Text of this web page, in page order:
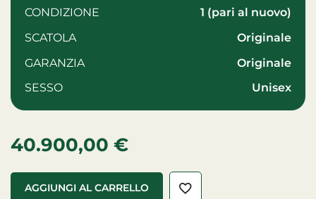
CONDIZIONE
1 (pari al nuovo)
SCATOLA
Originale
GARANZIA
Originale
SESSO
unisex
40.900,00 €
AGGIUNGI AL CARRELLO